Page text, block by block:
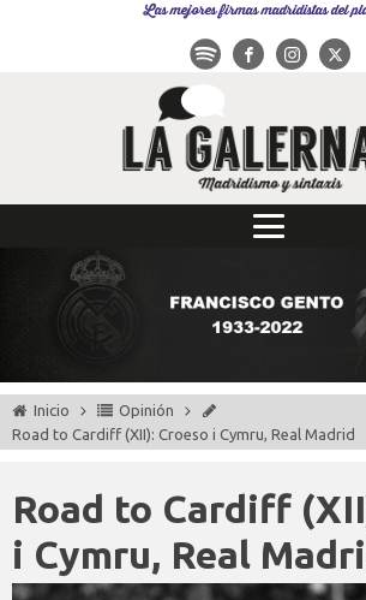
Las mejores firmas madridistas del
Inicio
Opinión
Road to Cardiff (XII): Croeso i Cymru, Real Madrid
Road to Cardiff
i Cymru, Real